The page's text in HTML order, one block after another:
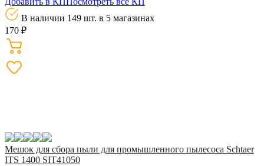
В наличии 149 шт. в 5 магазинах
170 ₽
Мешок для сбора пыли для промышленного пылесоса Schtaer
ITS 1400 SIT41050